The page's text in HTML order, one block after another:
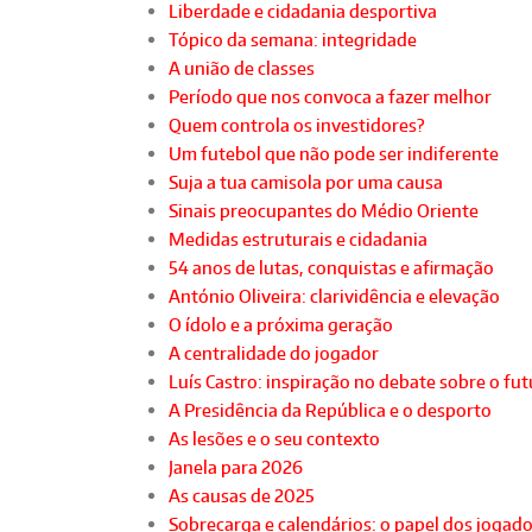
Liberdade e cidadania desportiva
Tópico da semana: integridade
A união de classes
Período que nos convoca a fazer melhor
Quem controla os investidores?
Um futebol que não pode ser indiferente
Suja a tua camisola por uma causa
Sinais preocupantes do Médio Oriente
Medidas estruturais e cidadania
54 anos de lutas, conquistas e afirmação
António Oliveira: clarividência e elevação
O ídolo e a próxima geração
A centralidade do jogador
Luís Castro: inspiração no debate sobre o
A Presidência da República e o desporto
As lesões e o seu contexto
Janela para 2026
As causas de 2025
Sobrecarga e calendários: o papel dos